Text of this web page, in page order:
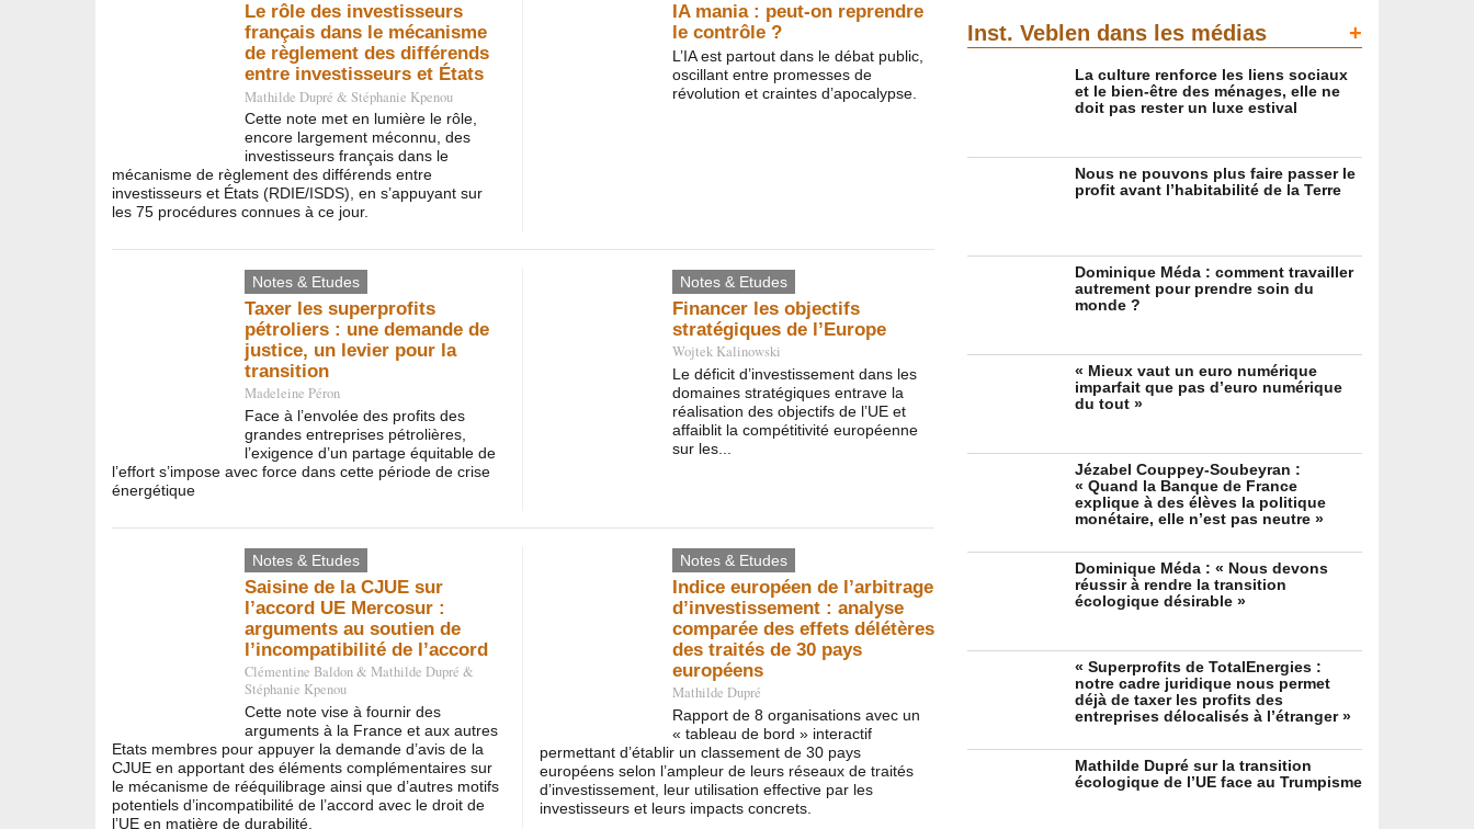
Le rôle des investisseurs
français dans le mécanisme
de règlement des différends
entre investisseurs et États
Mathilde Dupré & Stéphanie Kpenou
Cette note met en lumière le rôle,
encore largement méconnu, des
investisseurs français dans le
mécanisme de règlement des différends entre
investisseurs et États (RDIE/ISDS), en s’appuyant sur
les 75 procédures connues à ce jour.
IA mania : peut-on reprendre
le contrôle ?
L’IA est partout dans le débat public,
oscillant entre promesses de
révolution et craintes d’apocalypse.
Notes & Etudes
Taxer les superprofits
pétroliers : une demande de
justice, un levier pour la
transition
Madeleine Péron
Face à l’envolée des profits des
grandes entreprises pétrolières,
l’exigence d’un partage équitable de
l’effort s’impose avec force dans cette période de crise
énergétique
Notes & Etudes
Financer les objectifs
stratégiques de l’Europe
Wojtek Kalinowski
Le déficit d’investissement dans les
domaines stratégiques entrave la
réalisation des objectifs de l’UE et
affaiblit la compétitivité européenne
sur les...
Notes & Etudes
Saisine de la CJUE sur
l’accord UE Mercosur :
arguments au soutien de
l’incompatibilité de l’accord
Clémentine Baldon& Mathilde Dupré &
Stéphanie Kpenou
Cette note vise à fournir des
arguments à la France et aux autres
Etats membres pour appuyer la demande d’avis de la
CJUE en apportant des éléments complémentaires sur
le mécanisme de rééquilibrage ainsi que d’autres motifs
potentiels d’incompatibilité de l’accord avec le droit de
l’UE en matière de durabilité.
Notes & Etudes
Indice européen de l’arbitrage
d’investissement : analyse
comparée des effets délétères
des traités de 30 pays
européens
Mathilde Dupré
Rapport de 8 organisations avec un
« tableau de bord » interactif
permettant d’établir un classement de 30 pays
européens selon l’ampleur de leurs réseaux de traités
d’investissement, leur utilisation effective par les
investisseurs et leurs impacts concrets.
Inst. Veblen dans les médias +
La culture renforce les liens sociaux
et le bien-être des ménages, elle ne
doit pas rester un luxe estival
Nous ne pouvons plus faire passer le
profit avant l’habitabilité de la Terre
Dominique Méda : comment travailler
autrement pour prendre soin du
monde ?
« Mieux vaut un euro numérique
imparfait que pas d’euro numérique
du tout »
Jézabel Couppey-Soubeyran :
« Quand la Banque de France
explique à des élèves la politique
monétaire, elle n’est pas neutre »
Dominique Méda : « Nous devons
réussir à rendre la transition
écologique désirable »
« Superprofits de TotalEnergies :
notre cadre juridique nous permet
déjà de taxer les profits des
entreprises délocalisés à l’étranger »
Mathilde Dupré sur la transition
écologique de l’UE face au Trumpisme